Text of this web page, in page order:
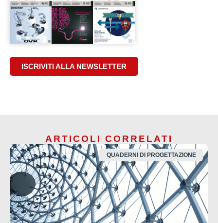
ISCRIVITI ALLA NEWSLETTER
ARTICOLI CORRELATI
QUADERNI DI PROGETTAZIONE